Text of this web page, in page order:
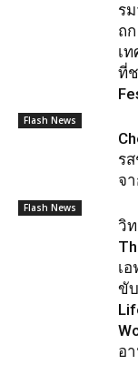
ร
ถ
เ
ที่
Flash News
ร
จ
Flash News
วิ
เ
ขั
อ